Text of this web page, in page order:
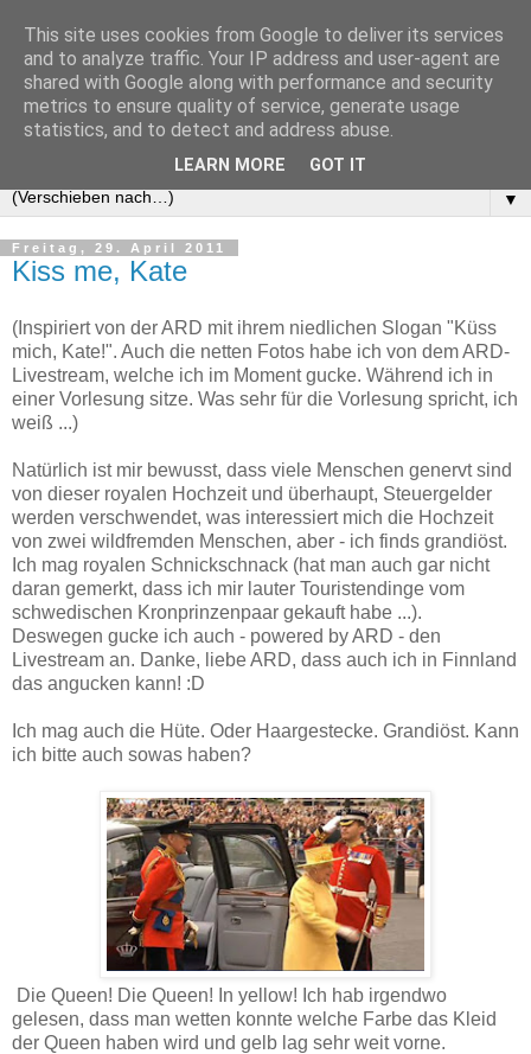
▼
Freitag, 29. April 2011
Kiss me, Kate
(Inspiriert von der ARD mit ihrem niedlichen Slogan "Küss
mich, Kate!". Auch die netten Fotos habe ich von dem ARD-
Livestream, welche ich im Moment gucke. Während ich in
einer Vorlesung sitze. Was sehr für die Vorlesung spricht, ich
weiß ...)
Natürlich ist mir bewusst, dass viele Menschen genervt sind
von dieser royalen Hochzeit und überhaupt, Steuergelder
werden verschwendet, was interessiert mich die Hochzeit
von zwei wildfremden Menschen, aber - ich finds grandiöst.
Ich mag royalen Schnickschnack (hat man auch gar nicht
daran gemerkt, dass ich mir lauter Touristendinge vom
schwedischen Kronprinzenpaar gekauft habe ...).
Deswegen gucke ich auch - powered by ARD - den
Livestream an. Danke, liebe ARD, dass auch ich in Finnland
das angucken kann! :D
Ich mag auch die Hüte. Oder Haargestecke. Grandiöst. Kann
ich bitte auch sowas haben?
Die Queen! Die Queen! In yellow! Ich hab irgendwo
gelesen, dass man wetten konnte welche Farbe das Kleid
der Queen haben wird und gelb lag sehr weit vorne.
This site uses cookies from Google to deliver its services
and to analyze traffic. Your IP address and user-agent are
shared with Google along with performance and security
metrics to ensure quality of service, generate usage
statistics, and to detect and address abuse.
LEARN MORE GOT IT